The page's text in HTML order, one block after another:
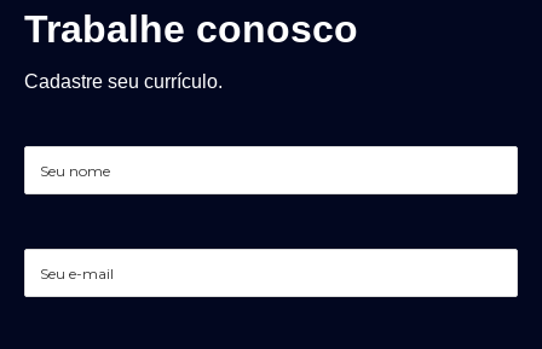
Trabalhe conosco
Cadastre seu currículo.